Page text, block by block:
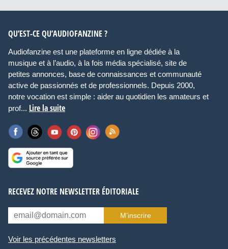
QU’EST-CE QU’AUDIOFANZINE ?
Audiofanzine est une plateforme en ligne dédiée à la
musique et à l’audio, à la fois média spécialisé, site de
petites annonces, base de connaissances et communauté
active de passionnés et de professionnels. Depuis 2000,
notre vocation est simple : aider au quotidien les amateurs et
prof... Lire la suite
RECEVEZ NOTRE NEWSLETTER ÉDITORIALE
M’inscrire
Voir les précédentes newsletters